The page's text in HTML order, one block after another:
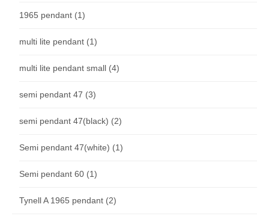
1965 pendant (1)
multi lite pendant (1)
multi lite pendant small (4)
semi pendant 47 (3)
semi pendant 47(black) (2)
Semi pendant 47(white) (1)
Semi pendant 60 (1)
Tynell A 1965 pendant (2)